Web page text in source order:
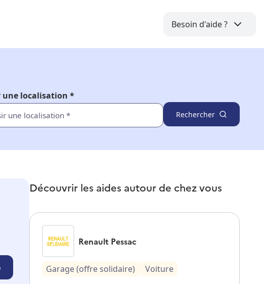
Besoin d'aide ?
une localisation *
Rechercher
Découvrir les aides autour de chez vous
Renault Pessac
Garage (offre solidaire)
Voiture